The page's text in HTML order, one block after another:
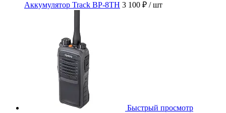
Аккумулятор Track BP-8TH 3 100 ₽ / шт
Быстрый просмотр